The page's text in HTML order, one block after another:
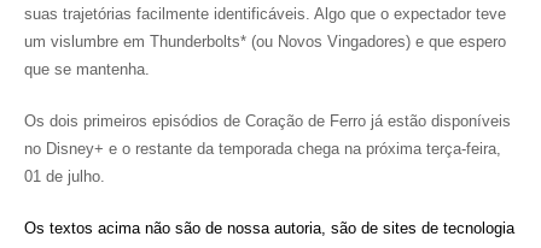
suas trajetórias facilmente identificáveis. Algo que o expectador teve
um vislumbre em Thunderbolts* (ou Novos Vingadores) e que espero
que se mantenha.
Os dois primeiros episódios de Coração de Ferro já estão disponíveis
no Disney+ e o restante da temporada chega na próxima terça-feira,
01 de julho.
Os textos acima não são de nossa autoria, são de sites de tecnologia